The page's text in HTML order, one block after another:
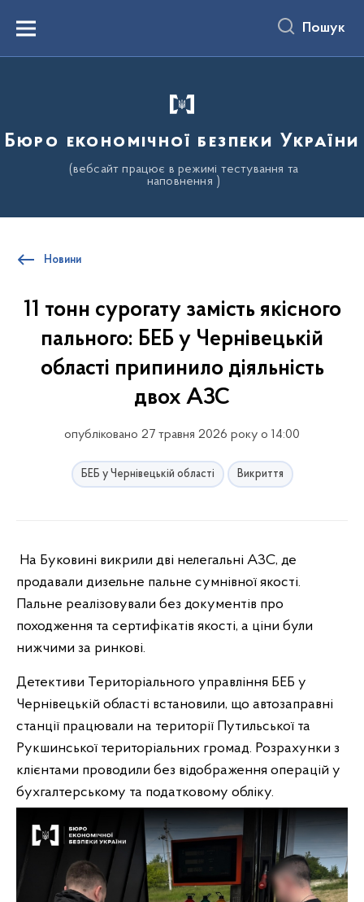
вмістуMenu Пошук
Бюро економічної безпеки України
(вебсайт працює в режимі тестування та
наповнення )
Новини
11 тонн сурогату замість якісного
пального: БЕБ у Чернівецькій
області припинило діяльність
двох АЗС
опубліковано 27 травня 2026 року о 14:00
БЕБ у Чернівецькій області Викриття
На Буковині викрили дві нелегальні АЗС, де
продавали дизельне пальне сумнівної якості.
Пальне реалізовували без документів про
походження та сертифікатів якості, а ціни були
нижчими за ринкові.
Детективи Територіального управління БЕБ у
Чернівецькій області встановили, що автозаправні
станції працювали на території Путильської та
Рукшинської територіальних громад. Розрахунки з
клієнтами проводили без відображення операцій у
бухгалтерському та податковому обліку.